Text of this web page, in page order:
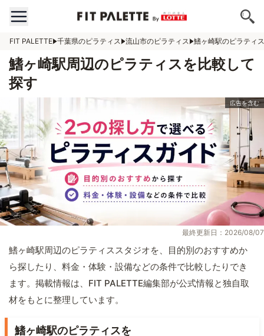
FIT PALETTE 千葉県のピラティス 流山市のピラティス 鰭ヶ崎駅のピラティス
鰭ヶ崎駅周辺のピラティスを比較して
探す
最終更新日：2026/08/07
鰭ヶ崎駅周辺のピラティススタジオを、目的別のおすすめか
ら探したり、料金・体験・設備などの条件で比較したりでき
ます。掲載情報は、FIT PALETTE編集部が公式情報と独自取
材をもとに整理しています。
鰭ヶ崎駅のピラティスを